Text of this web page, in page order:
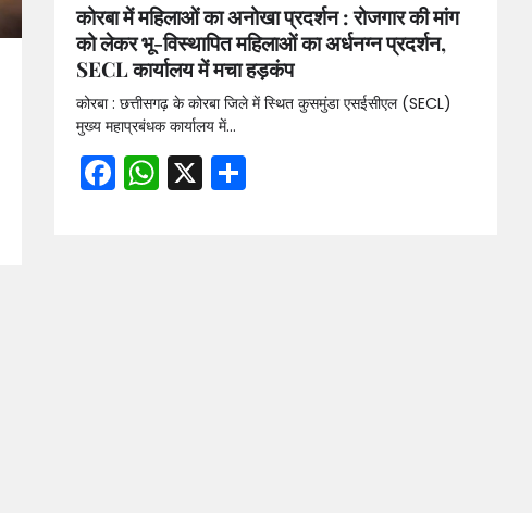
कोरबा में महिलाओं का अनोखा प्रदर्शन : रोजगार की मांग
को लेकर भू-विस्थापित महिलाओं का अर्धनग्न प्रदर्शन,
SECL कार्यालय में मचा हड़कंप
कोरबा : छत्तीसगढ़ के कोरबा जिले में स्थित कुसमुंडा एसईसीएल (SECL)
मुख्य महाप्रबंधक कार्यालय में…
Facebook
WhatsApp
X